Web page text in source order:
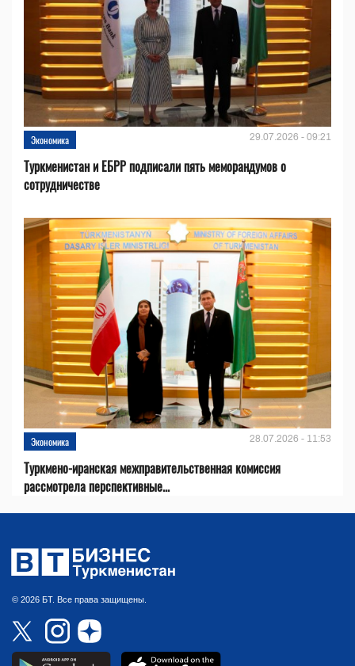
Экономика 29.07.2026 - 09:21
Туркменистан и ЕБРР подписали пять меморандумов о
сотрудничестве
Экономика 28.07.2026 - 11:53
Туркмено-иранская межправительственная комиссия
рассмотрела перспективные...
© 2026 БТ. Все права защищены.